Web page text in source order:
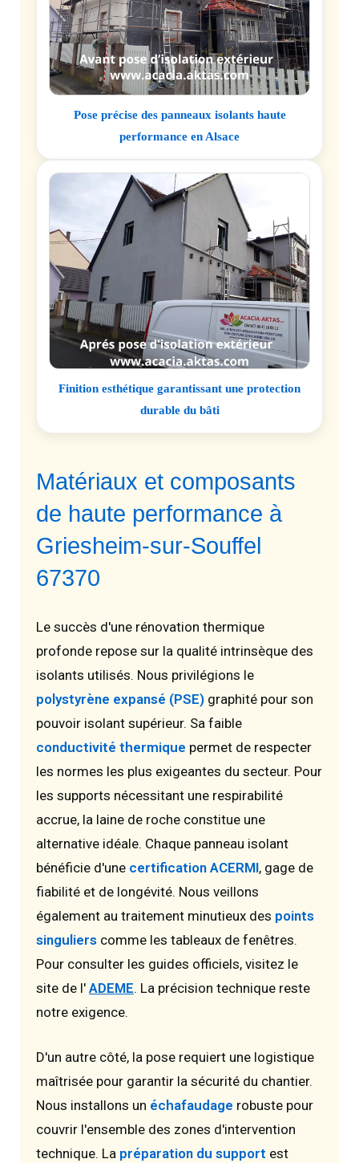
Pose précise des panneaux isolants haute
performance en Alsace
Finition esthétique garantissant une protection
durable du bâti
Matériaux et composants
de haute performance à
Griesheim-sur-Souffel
67370
Le succès d'une rénovation thermique
profonde repose sur la qualité intrinsèque des
isolants utilisés. Nous privilégions le
polystyrène expansé (PSE) graphité pour son
pouvoir isolant supérieur. Sa faible
conductivité thermique permet de respecter
les normes les plus exigeantes du secteur. Pour
les supports nécessitant une respirabilité
accrue, la laine de roche constitue une
alternative idéale. Chaque panneau isolant
bénéficie d'une certification ACERMI, gage de
fiabilité et de longévité. Nous veillons
également au traitement minutieux des points
singuliers comme les tableaux de fenêtres.
Pour consulter les guides officiels, visitez le
site de l' ADEME. La précision technique reste
notre exigence.
D'un autre côté, la pose requiert une logistique
maîtrisée pour garantir la sécurité du chantier.
Nous installons un échafaudage robuste pour
couvrir l'ensemble des zones d'intervention
technique. La préparation du support est